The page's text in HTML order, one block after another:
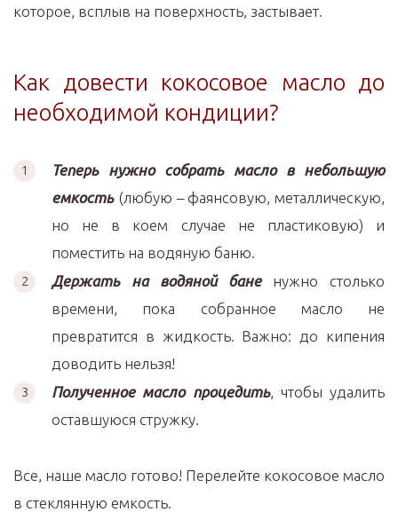
которое, всплыв на поверхность, застывает.
Как довести кокосовое масло до
необходимой кондиции?
Теперь нужно собрать масло в небольшую
емкость(любую – фаянсовую, металлическую,
но не в коем случае не пластиковую) и
поместить на водяную баню.
Держать на водяной баненужно столько
времени, пока собранное масло не
превратится в жидкость. Важно: до кипения
доводить нельзя!
Полученное масло процедить, чтобы удалить
оставшуюся стружку.
Все, наше масло готово! Перелейте кокосовое масло
в стеклянную емкость.